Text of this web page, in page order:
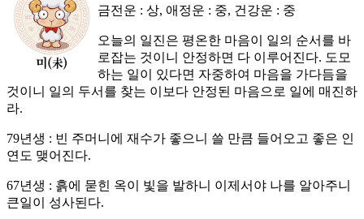
금전운 : 상, 애정운 : 중, 건강운 : 중
오늘의 일진은 평온한 마음이 일의 순서를 바
로잡는 것이니 안정하면 다 이루어진다. 도모
하는 일이 있다면 자중하여 마음을 가다듬을
것이니 일의 두서를 찾는 이보다 안정된 마음으로 일에 매진하
라.
79년생 : 빈 주머니에 재수가 좋으니 쓸 만큼 들어오고 좋은 인
연도 맺어진다.
67년생 : 흙에 묻힌 옥이 빛을 발하니 이제서야 나를 알아주니
큰일이 성사된다.